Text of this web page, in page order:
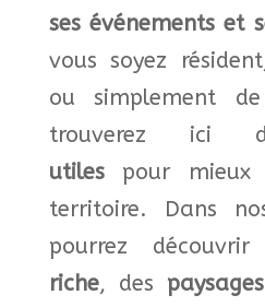
ses événements et
vous soyez
ou simplement
trouverez ici
utiles
pour mieux
territoire.
Dans
pourrez
riche, des